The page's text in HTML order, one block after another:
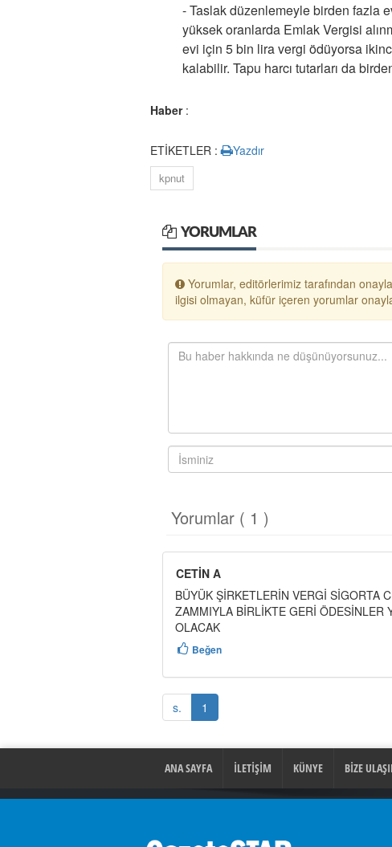
- Taslakdüzenlemeyle birden fazla
yüksek oranlarda Emlak Vergisi
evi için 5 bin lira vergi ödüyorsa
kalabilir. Tapu harcı tutarları da
Haber:
ETİKETLER : Yazdır
kpnut
YORUMLAR
Yorumlar, editörlerimiz tarafından
ilgisi olmayan, küfür içeren yorumlar
Yorumlar ( 1 )
CETİN A
BÜYÜK ŞİRKETLERİN VERGİ SİGORTA
ZAMMIYLA BİRLİKTE GERİ ÖDESİNLER
OLACAK
Beğen
s. 1
ANA SAYFA İLETİŞİM KÜNYE BİZE